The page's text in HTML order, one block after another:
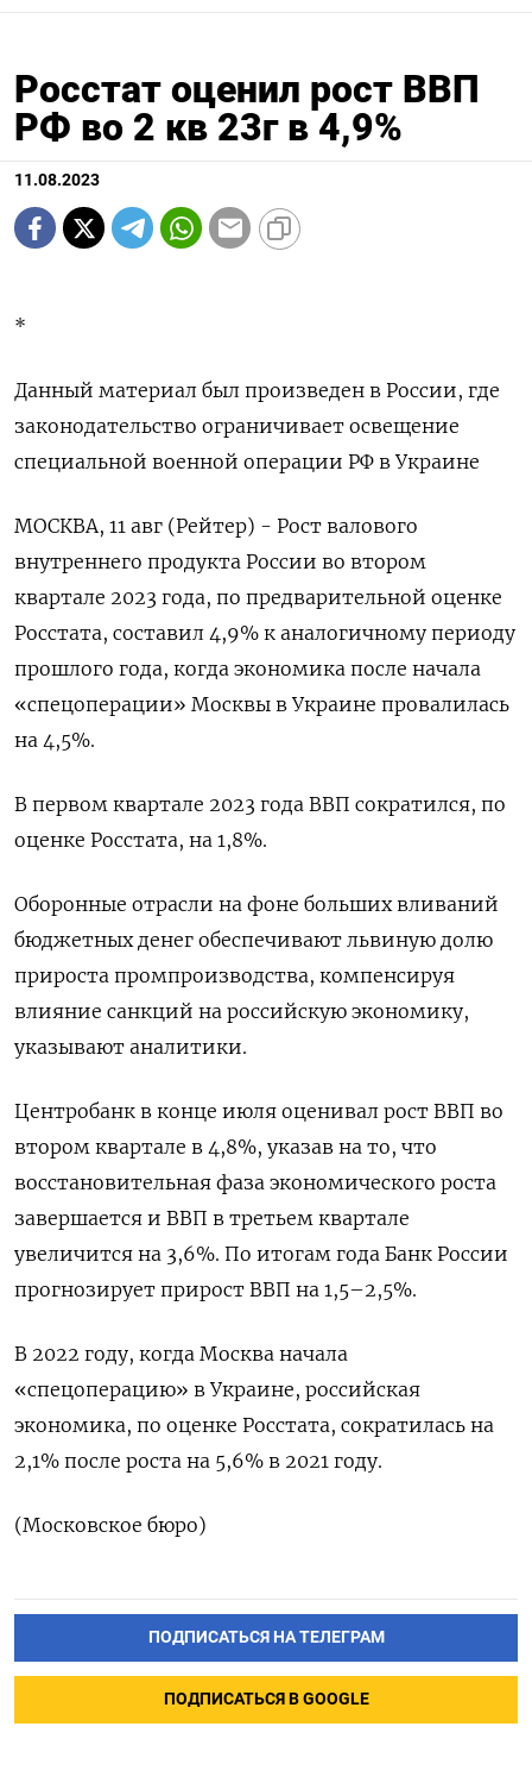
Росстат оценил рост ВВП
РФ во 2 кв 23г в 4,9%
11.08.2023
*
Данный материал был произведен в России, где
законодательство ограничивает освещение
специальной военной операции РФ в Украине
МОСКВА, 11 авг (Рейтер) - Рост валового
внутреннего продукта России во втором
квартале 2023 года, по предварительной оценке
Росстата, составил 4,9% к аналогичному периоду
прошлого года, когда экономика после начала
«спецоперации» Москвы в Украине провалилась
на 4,5%.
В первом квартале 2023 года ВВП сократился, по
оценке Росстата, на 1,8%.
Оборонные отрасли на фоне больших вливаний
бюджетных денег обеспечивают львиную долю
прироста промпроизводства, компенсируя
влияние санкций на российскую экономику,
указывают аналитики.
Центробанк в конце июля оценивал рост ВВП во
втором квартале в 4,8%, указав на то, что
восстановительная фаза экономического роста
завершается и ВВП в третьем квартале
увеличится на 3,6%. По итогам года Банк России
прогнозирует прирост ВВП на 1,5–2,5%.
В 2022 году, когда Москва начала
«спецоперацию» в Украине, российская
экономика, по оценке Росстата, сократилась на
2,1% после роста на 5,6% в 2021 году.
(Московское бюро)
ПОДПИСАТЬСЯ НА ТЕЛЕГРАМ
ПОДПИСАТЬСЯ В GOOGLE